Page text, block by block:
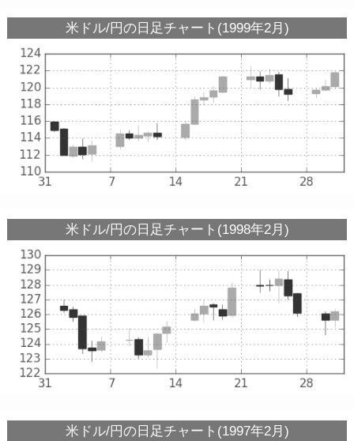
米ドル/円の日足チャート(1999年2月)
米ドル/円の日足チャート(1998年2月)
米ドル/円の日足チャート(1997年2月)